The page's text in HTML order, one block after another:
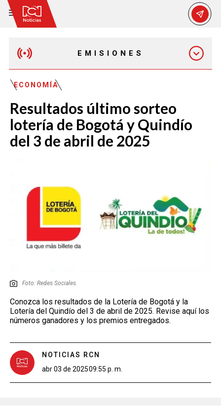
EMISIONES
EMISIÓN 12:30 PM
EMISIÓN 7:00 PM
ECONOMÍA
Resultados último sorteo
lotería de Bogotá y Quindío
del 3 de abril de 2025
Foto: Redes Sociales.
Conozca los resultados de la Lotería de Bogotá y la
Lotería del Quindío del 3 de abril de 2025. Revise aquí los
números ganadores y los premios entregados.
NOTICIAS RCN
abr 03 de 202509:55 p. m.